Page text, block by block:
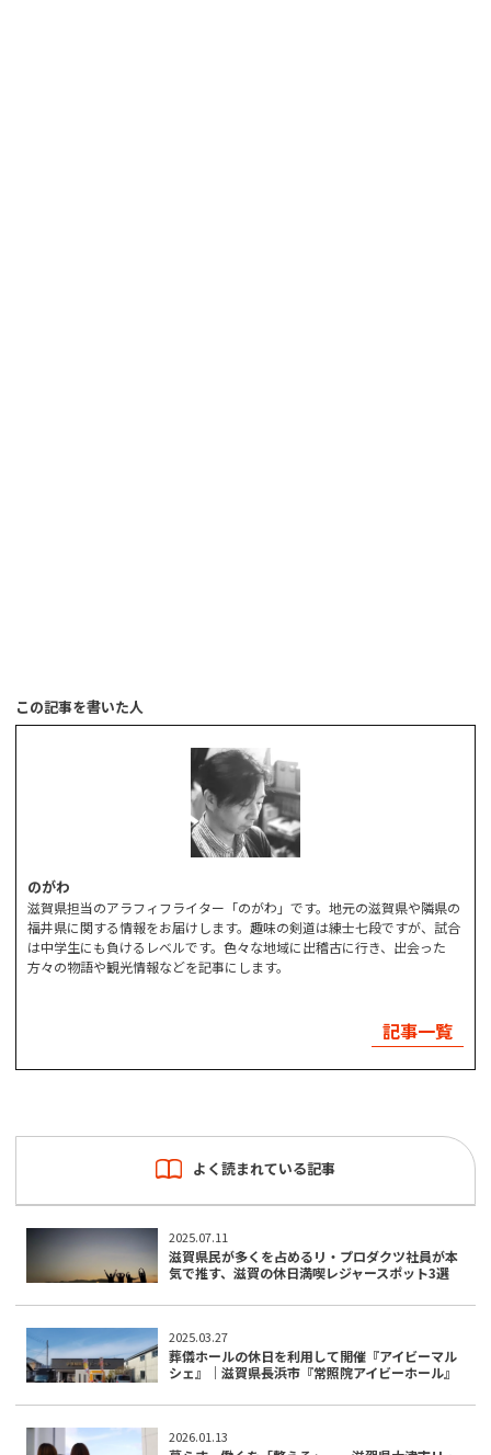
この記事を書いた人
のがわ
滋賀県担当のアラフィフライター「のがわ」です。地元の滋賀県や隣県の
福井県に関する情報をお届けします。趣味の剣道は練士七段ですが、試合
は中学生にも負けるレベルです。色々な地域に出稽古に行き、出会った
方々の物語や観光情報などを記事にします。
記事一覧
よく読まれている記事
2025.07.11
滋賀県民が多くを占めるリ・プロダクツ社員が本
気で推す、滋賀の休日満喫レジャースポット3選
2025.03.27
葬儀ホールの休日を利用して開催『アイビーマル
シェ』｜滋賀県長浜市『常照院アイビーホール』
2026.01.13